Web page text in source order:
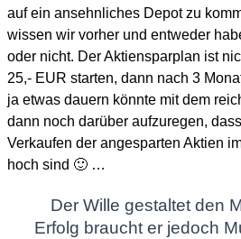
auf ein ansehnliches Depot zu
wissen wir vorher und entweder
oder nicht. Der Aktiensparplan ist
25,- EUR starten, dann nach 3
ja etwas dauern könnte mit dem
dann noch darüber aufzuregen,
Verkaufen der angesparten Aktien
hoch sind 🙂 …
Der Wille gestaltet den
Erfolg braucht er jedoch